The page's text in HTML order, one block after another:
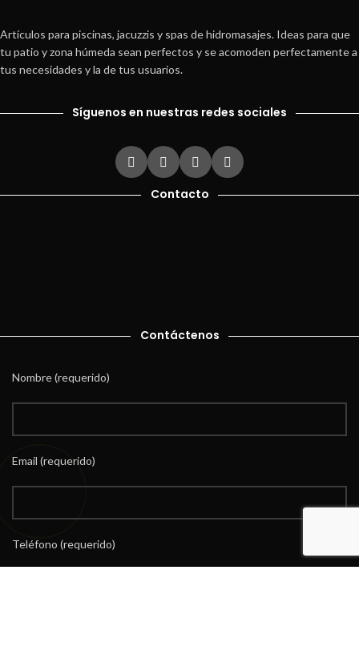
Artículos para piscinas, jacuzzis y spas de hidromasajes. Ideas para que
tu patio y zona húmeda sean perfectos y se acomoden perfectamente a
tus necesidades y la de tus usuarios.
Síguenos en nuestras redes sociales
Contacto
Contáctenos
Nombre (requerido)
Email (requerido)
Teléfono (requerido)